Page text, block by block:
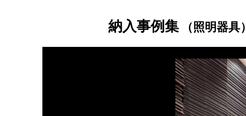
納入事例集 （照明器具）